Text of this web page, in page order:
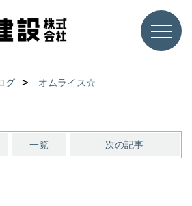
グ オムライス☆
一覧 次の記事